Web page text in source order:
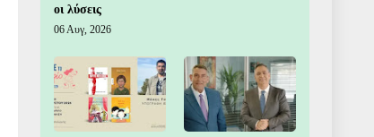
οι λύσεις
06 Αυγ, 2026